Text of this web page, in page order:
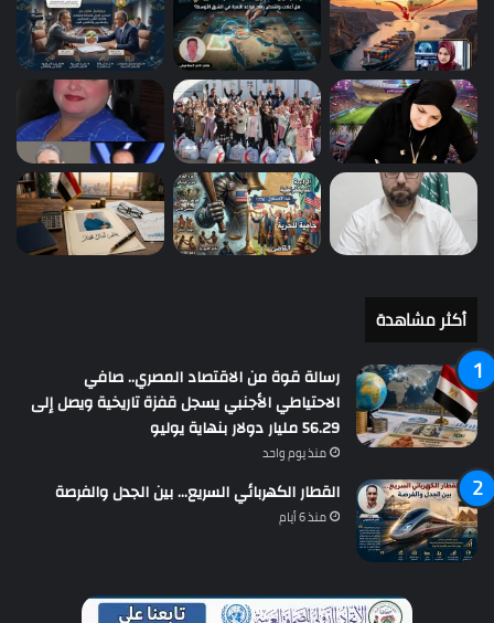
أكثر مشاهدة
رسالة قوة من الاقتصاد المصري.. صافي
الاحتياطي الأجنبي يسجل قفزة تاريخية ويصل إلى
56.29 مليار دولار بنهاية يوليو
منذ يوم واحد
القطار الكهربائي السريع… بين الجدل والفرصة
منذ 6 أيام